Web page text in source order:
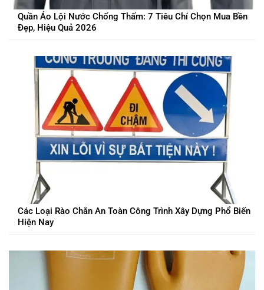
Quần Áo Lội Nước Chống Thấm: 7 Tiêu Chí Chọn Mua Bền
Đẹp, Hiệu Quả 2026
Các Loại Rào Chắn An Toàn Công Trình Xây Dựng Phổ Biến
Hiện Nay